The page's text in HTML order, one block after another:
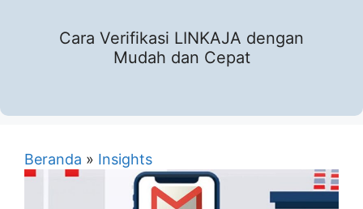
Cara Verifikasi LINKAJA dengan
Mudah dan Cepat
Beranda » Insights